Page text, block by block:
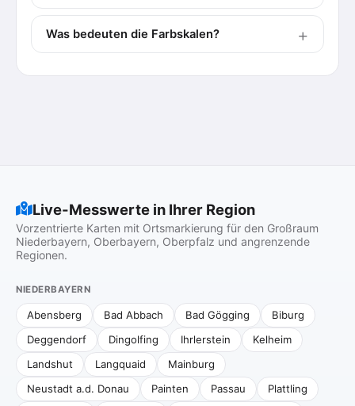
Was bedeuten die Farbskalen?
Live-Messwerte in Ihrer Region
Vorzentrierte Karten mit Ortsmarkierung für den Großraum
Niederbayern, Oberbayern, Oberpfalz und angrenzende
Regionen.
NIEDERBAYERN
Abensberg Bad Abbach Bad Gögging
Biburg
Deggendorf
Dingolfing Ihrlerstein
Kelheim
Landshut
Langquaid
Mainburg
Neustadt a.d. Donau
Painten Passau
Plattling